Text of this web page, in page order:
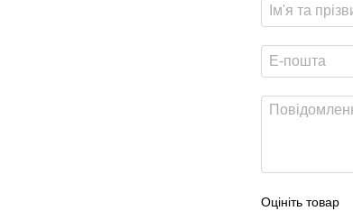
Оцініть товар